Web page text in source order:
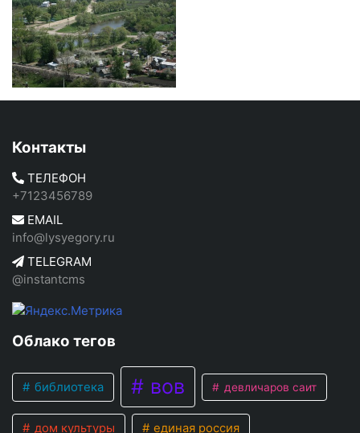
Контакты
ТЕЛЕФОН
+7123456789
EMAIL
info@lysyegory.ru
TELEGRAM
@instantcms
Облако тегов
библиотека вов девличаров саит
дом культуры единая россия